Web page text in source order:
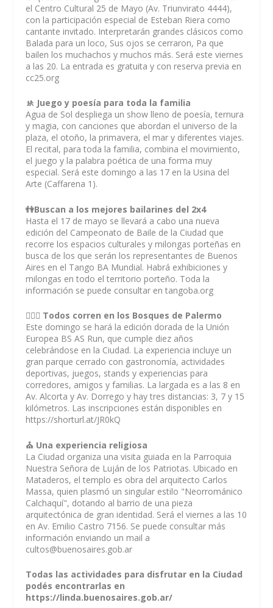
el Centro Cultural 25 de Mayo (Av. Triunvirato 4444),
con la participación especial de Esteban Riera como
cantante invitado. Interpretarán grandes clásicos como
Balada para un loco, Sus ojos se cerraron, Pa que
bailen los muchachos y muchos más. Será este viernes
a las 20. La entrada es gratuita y con reserva previa en
cc25.org
🚸 Juego y poesía para toda la familia
Agua de Sol despliega un show lleno de poesía, ternura
y magia, con canciones que abordan el universo de la
plaza, el otoño, la primavera, el mar y diferentes viajes.
El recital, para toda la familia, combina el movimiento,
el juego y la palabra poética de una forma muy
especial. Será este domingo a las 17 en la Usina del
Arte (Caffarena 1).
👫Buscan a los mejores bailarines del 2x4
Hasta el 17 de mayo se llevará a cabo una nueva
edición del Campeonato de Baile de la Ciudad que
recorre los espacios culturales y milongas porteñas en
busca de los que serán los representantes de Buenos
Aires en el Tango BA Mundial. Habrá exhibiciones y
milongas en todo el territorio porteño. Toda la
información se puede consultar en tangoba.org
🏃🏼‍♀️ Todos corren en los Bosques de Palermo
Este domingo se hará la edición dorada de la Unión
Europea BS AS Run, que cumple diez años
celebrándose en la Ciudad. La experiencia incluye un
gran parque cerrado con gastronomía, actividades
deportivas, juegos, stands y experiencias para
corredores, amigos y familias. La largada es a las 8 en
Av. Alcorta y Av. Dorrego y hay tres distancias: 3, 7 y 15
kilómetros. Las inscripciones están disponibles en
https://shorturl.at/JR0kQ
⛪ Una experiencia religiosa
La Ciudad organiza una visita guiada en la Parroquia
Nuestra Señora de Luján de los Patriotas. Ubicado en
Mataderos, el templo es obra del arquitecto Carlos
Massa, quien plasmó un singular estilo "Neorrománico
Calchaquí", dotando al barrio de una pieza
arquitectónica de gran identidad. Será el viernes a las 10
en Av. Emilio Castro 7156. Se puede consultar más
información enviando un mail a
cultos@buenosaires.gob.ar
Todas las actividades para disfrutar en la Ciudad
podés encontrarlas en
https://linda.buenosaires.gob.ar/